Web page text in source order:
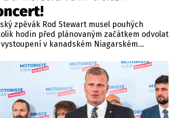
zpěvák Rod Stewart musel pouhých
hodin před plánovaným začátkem odvolat
vystoupení v kanadském Niagarském
v kasinu Fallsview Casino Resort nemohl
kvůli technické závadě na podvozku
která znemožnila let.